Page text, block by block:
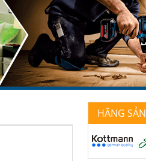
HÃNG